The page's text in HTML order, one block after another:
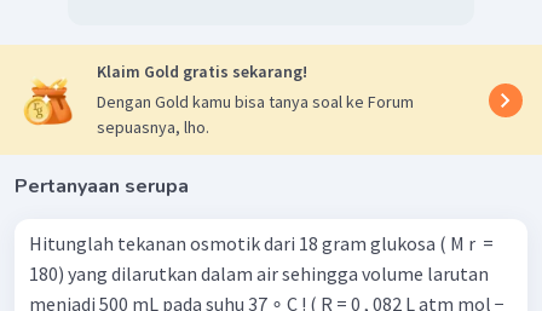
Klaim Gold gratis sekarang!
Dengan Gold kamu bisa tanya soal ke Forum
sepuasnya, lho.
Pertanyaan serupa
Hitunglah tekanan osmotik dari 18 gram glukosa ( M r ​ =
180) yang dilarutkan dalam air sehingga volume larutan
menjadi 500 mL pada suhu 37 ∘ C ! ( R = 0 , 082 L atm mol −